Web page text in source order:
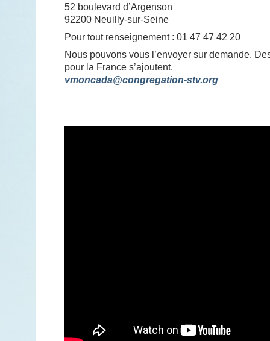
52 boulevard d’Argenson
92200 Neuilly-sur-Seine
Pour tout renseignement : 01 47 47 42 20
Nous pouvons vous l’envoyer sur demande.
pour la France s’ajoutent.
vmoncada@congregation-stv.org